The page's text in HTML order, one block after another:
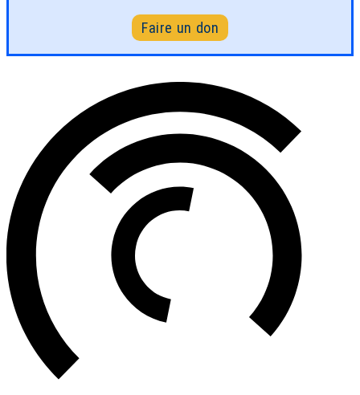
Faire un don